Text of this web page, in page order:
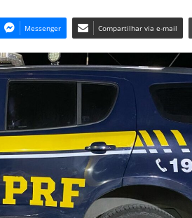
Messenger Compartilhar via e-mail